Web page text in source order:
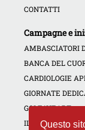
Questo
CONTATTI
Campagne e
AMBASCIATORI
BANCA DEL
CARDIOLOGIE
GIORNATE
GOLF4HEART
IL CUORE DI